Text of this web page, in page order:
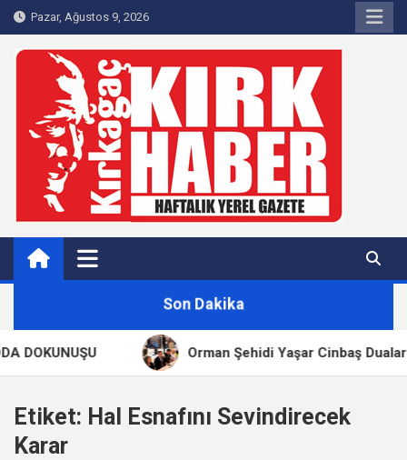
Skip
to
content
Pazar, Ağustos 9, 2026
Kırkağaç 40Haber
Kırkağaç'ın Yerel Haber Sitesi
Son Dakika
DOKUNUŞU Orman Şehidi Yaşar Cinbaş Dualarla
Etiket: Hal Esnafını Sevindirecek
Karar